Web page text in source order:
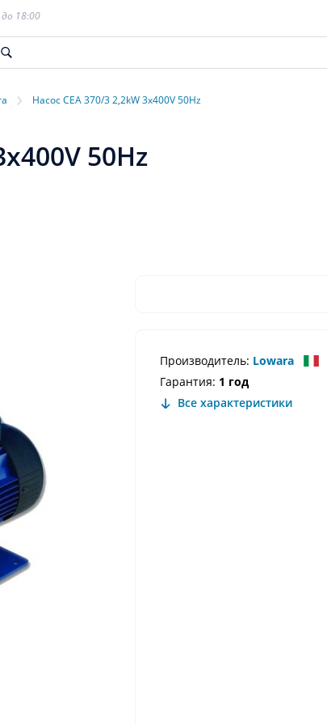
18:00
› Насос CEA 370/3 2,2kW 3x400V 50Hz
50Hz
Производитель: Lowara
Гарантия: 1 год
Все характеристики